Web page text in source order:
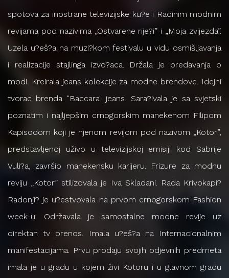
spotova za inostrane televizijske ku?e i Radinim modnim
revijama pod nazivima „Ostvarene rije?i” i „Moja zvijezda”.
Uzela u?eš?a na muzi?kom festivalu u vidu osmišljavanja
i realizacije stajlinga izvo?aca. Držala je predavanja o
modi. Kreirala jeans kolekcije za modne brendove. Idejni
tvorac brenda "Baccara" jeans. Sara?ivala je sa svjetski
poznatim i najljepšim crnogorskim manekenom Filipom
Kapisodom koji je njenom revijom pod nazivom „Kotor”,
predstavljenoj uživo u televizijskoj emisiji kod Sabrije
Vuli?a, završio manekensku karijeru. Frizure za modnu
reviju „Kotor” stilizovala je Iva Skladani. Rada Krivokapi?
Radonji? je u?estvovala na prvom crnogorskom Fashion
week-u. Održavala je samostalne modne revije uz
direktan tv prenos. Imala u?eš?a na Internacionalnim
manifestacijama. Prvu prodaju svojih odjevnih predmeta
imala je u gradu u kojem živi Kotoru i u glavnom gradu